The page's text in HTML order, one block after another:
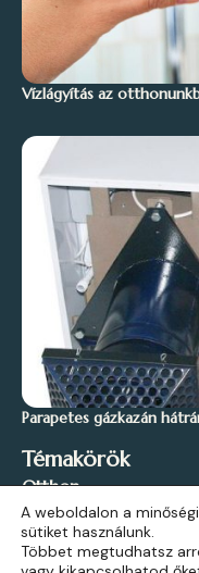
Vízlágyítás az
Parapetes gázkazán
Témakörök
Otthon
Stílus és Inspiráció
Kert és Szabadidő
A weboldalon a
sütiket használunk.
Többet megtudhatsz